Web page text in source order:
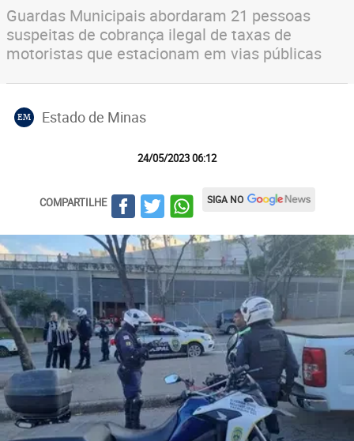
Guardas Municipais abordaram 21 pessoas
suspeitas de cobrança ilegal de taxas de
motoristas que estacionam em vias públicas
EM Estado de Minas
24/05/2023 06:12
COMPARTILHE SIGA NO